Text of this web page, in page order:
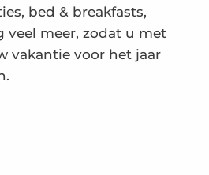
bed & breakfasts,
veel meer, zodat u met
vakantie voor het jaar